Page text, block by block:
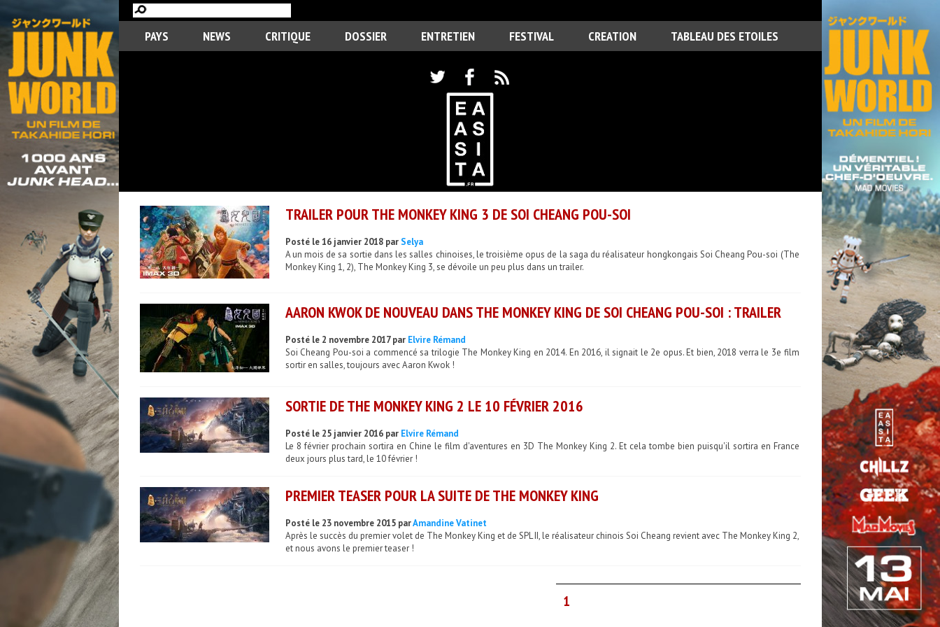
PAYS NEWS CRITIQUE DOSSIER ENTRETIEN FESTIVAL CREATION TABLEAU DES ETOILES
TRAILER POUR THE MONKEY KING 3 DE SOI CHEANG POU-SOI
Posté le 16 janvier 2018 par Selya
A un mois de sa sortie dans les salles chinoises, le troisième opus de la saga du réalisateur hongkongais Soi Cheang Pou-soi (The
Monkey King 1, 2), The Monkey King 3, se dévoile un peu plus dans un trailer.
AARON KWOK DE NOUVEAU DANS THE MONKEY KING DE SOI CHEANG POU-SOI : TRAILER
Posté le 2 novembre 2017 par Elvire Rémand
Soi Cheang Pou-soi a commencé sa trilogie The Monkey King en 2014. En 2016, il signait le 2e opus. Et bien, 2018 verra le 3e film
sortir en salles, toujours avec Aaron Kwok !
SORTIE DE THE MONKEY KING 2 LE 10 FÉVRIER 2016
Posté le 25 janvier 2016 par Elvire Rémand
Le 8 février prochain sortira en Chine le film d'aventures en 3D The Monkey King 2. Et cela tombe bien puisqu'il sortira en France
deux jours plus tard, le 10 février !
PREMIER TEASER POUR LA SUITE DE THE MONKEY KING
Posté le 23 novembre 2015 parAmandine Vatinet
Après le succès du premier volet de The Monkey King et de SPL II, le réalisateur chinois Soi Cheang revient avec The Monkey King 2,
et nous avons le premier teaser !
1